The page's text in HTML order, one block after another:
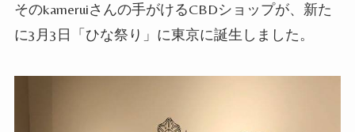
そのkameruiさんの手がけるCBDショップが、新た
に3月3日「ひな祭り」に東京に誕生しました。